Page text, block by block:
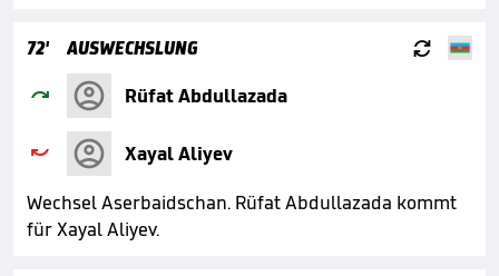
72' AUSWECHSLUNG 
 Rüfat Abdullazada

Xayal Aliyev
Wechsel Aserbaidschan. Rüfat Abdullazada kommt
für Xayal Aliyev.